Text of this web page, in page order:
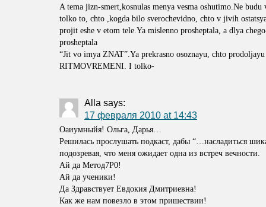
A tema jizn-smert,kosnulas menya vesma oshutimo.Ne
tolko to, chto ,kogda bilo sverochevidno, chto v jivih
projit eshe v etom tele.Ya mislenno prosheptala, a dlya
prosheptala
“Jit vo imya ZNAT”.Ya prekrasno osoznayu, chto
RITMOVREMENI. I tolko-
Alla says:
17 февраля 2010 at 14:43
Оаиумныйя! Ольга, Дарья…
Решилась прослушать подкаст, дабы “…насладиться
подозревая, что меня ожидает одна из встреч вечности.
Ай да Метод7Р0!
Ай да ученики!
Да Здравствует Евдокия Дмитриевна!
Как же нам повезло в этом пришествии!